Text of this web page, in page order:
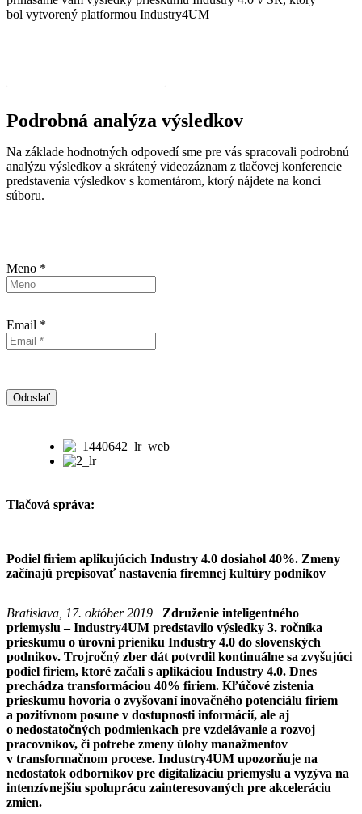
bol vytvorený platformou Industry4UM
Podrobná analýza výsledkov
Na základe hodnotných odpovedí sme pre vás spracovali podrobnú
analýzu výsledkov a skrátený videozáznam z tlačovej konferencie
predstavenia výsledkov s komentárom, ktorý nájdete na konci
súboru.
Meno *
Email *
Tlačová správa:
Podiel firiem aplikujúcich Industry 4.0 dosiahol 40%. Zmeny
začínajú prepisovať nastavenia firemnej kultúry podnikov
Bratislava, 17. október 2019 Združenie inteligentného
priemyslu – Industry4UM predstavilo výsledky 3. ročníka
prieskumu o úrovni prieniku Industry 4.0 do slovenských
podnikov. Trojročný zber dát potvrdil kontinuálne sa zvyšujúci
podiel firiem, ktoré začali s aplikáciou Industry 4.0. Dnes
prechádza transformáciou 40% firiem. Kľúčové zistenia
prieskumu hovoria o zvyšovaní inovačného potenciálu firiem
a pozitívnom posune v dostupnosti informácií, ale aj
o nedostatočných podmienkach pre vzdelávanie a rozvoj
pracovníkov, či potrebe zmeny úlohy manažmentov
v transformačnom procese. Industry4UM upozorňuje na
nedostatok odborníkov pre digitalizáciu priemyslu a vyzýva na
intenzívnejšiu spoluprácu zainteresovaných pre akceleráciu
zmien.